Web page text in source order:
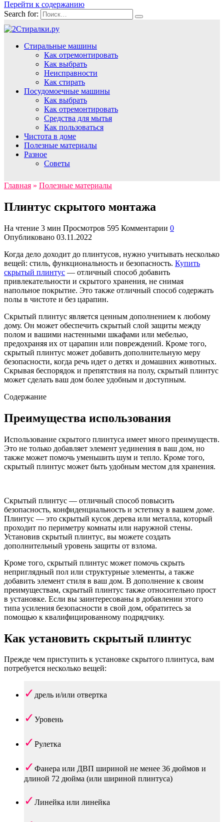
Перейти к содержанию
Search for:
Стиральные машины
Как отремонтировать
Как выбрать
Неисправности
Как стирать
Посудомоечные машины
Как выбрать
Как отремонтировать
Средства для мытья
Как пользоваться
Чистота в доме
Полезные материалы
Разное
Советы
Главная » Полезные материалы
Плинтус скрытого монтажа
На чтение 3 мин Просмотров 595 Комментарии 0
Опубликовано 03.11.2022
Когда дело доходит до плинтусов, нужно учитывать несколько
вещей: стиль, функциональность и безопасность. Купить
скрытый плинтус — отличный способ добавить
привлекательности и скрытого хранения, не снимая
напольное покрытие. Это также отличный способ содержать
полы в чистоте и без царапин.
Скрытый плинтус является ценным дополнением к любому
дому. Он может обеспечить скрытый слой защиты между
полом и вашими настенными шкафами или мебелью,
предохраняя их от царапин или повреждений. Кроме того,
скрытый плинтус может добавить дополнительную меру
безопасности, когда речь идет о детях и домашних животных.
Скрывая беспорядок и препятствия на полу, скрытый плинтус
может сделать ваш дом более удобным и доступным.
Содержание
Преимущества использования
Использование скрытого плинтуса имеет много преимуществ.
Это не только добавляет элемент уединения в ваш дом, но
также может помочь уменьшить шум и тепло. Кроме того,
скрытый плинтус может быть удобным местом для хранения.
Скрытый плинтус — отличный способ повысить
безопасность, конфиденциальность и эстетику в вашем доме.
Плинтус — это скрытый кусок дерева или металла, который
проходит по периметру комнаты или наружной стены.
Установив скрытый плинтус, вы можете создать
дополнительный уровень защиты от взлома.
Кроме того, скрытый плинтус может помочь скрыть
неприглядный пол или структурные элементы, а также
добавить элемент стиля в ваш дом. В дополнение к своим
преимуществам, скрытый плинтус также относительно прост
в установке. Если вы заинтересованы в добавлении этого
типа усиления безопасности в свой дом, обратитесь за
помощью к квалифицированному подрядчику.
Как установить скрытый плинтус
Прежде чем приступить к установке скрытого плинтуса, вам
потребуется несколько вещей:
дрель и/или отвертка
Уровень
Рулетка
Фанера или ДВП шириной не менее 36 дюймов и
длиной 72 дюйма (или шириной плинтуса)
Линейка или линейка